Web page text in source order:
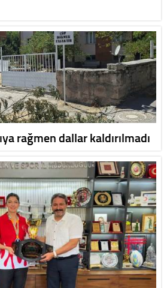
rağmen dallar kaldırılmadı